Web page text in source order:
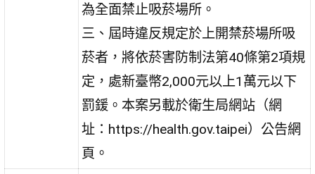
為全面禁止吸菸場所。
三、屆時違反規定於上開禁菸場所吸
菸者，將依菸害防制法第40條第2項規
定，處新臺幣2,000元以上1萬元以下
罰鍰。本案另載於衛生局網站（網
址：https://health.gov.taipei）公告網
頁。